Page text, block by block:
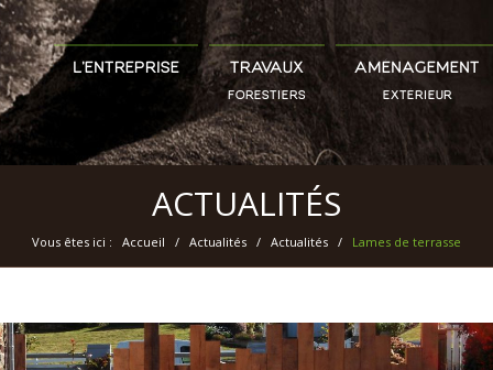
L’ENTREPRISE TRAVAUX
FORESTIERS
AMÉNAGEMENT
EXTÉRIEUR
ACTUALITÉS
Vous êtes ici : Accueil / Actualités / Actualités / Lames de terrasse